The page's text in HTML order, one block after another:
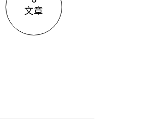
文章